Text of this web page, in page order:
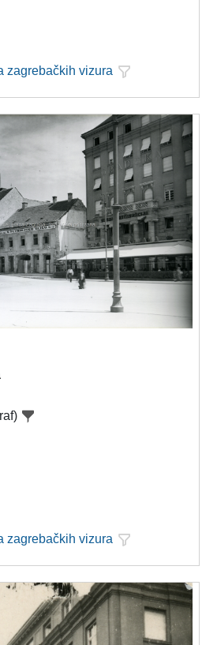
zagrebačkih vizura
zagrebačkih vizura